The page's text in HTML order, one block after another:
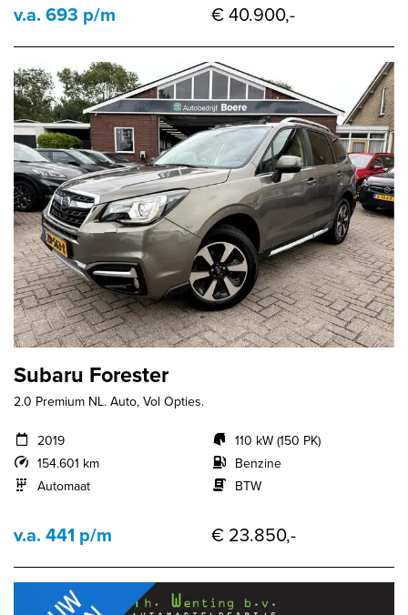
v.a. 693 p/m € 40.900,-
Subaru Forester
2.0 Premium NL. Auto, Vol Opties.
2019
154.601 km
Automaat
110 kW (150 PK)
Benzine
BTW
v.a. 441 p/m € 23.850,-